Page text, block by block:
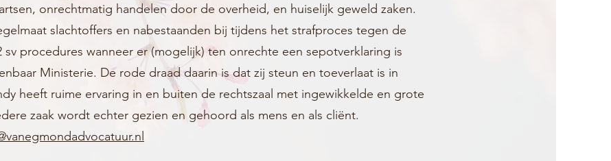
onrechtmatig handelen door de overheid, en huiselijk geweld zaken.
slachtoffers en nabestaanden bij tijdens het strafproces tegen de
sv procedures wanneer er (mogelijk) ten onrechte een sepotverklaring is
Ministerie. De rode draad daarin is dat zij steun en toeverlaat is in
heeft ruime ervaring in en buiten de rechtszaal met ingewikkelde en grote
zaak wordt echter gezien en gehoord als mens en als cliënt.